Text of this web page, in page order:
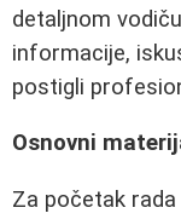
detaljnom
informacije,
postigli
Osnovni
Za početak